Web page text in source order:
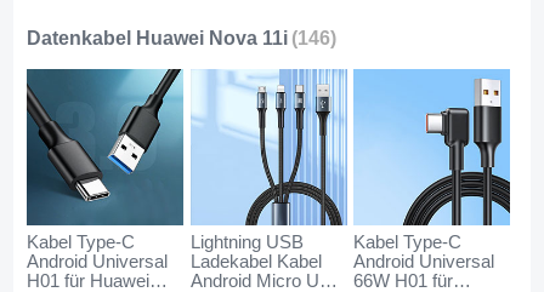
Datenkabel Huawei Nova 11i (146)
Kabel Type-C
Android Universal
H01 für Huawei
Lightning USB
Ladekabel Kabel
Android Micro USB
Kabel Type-C
Android Universal
66W H01 für